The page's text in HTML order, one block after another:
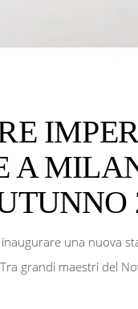
A
una nuova
grandi maestri del